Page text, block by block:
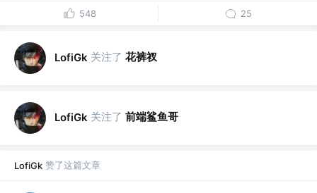
548 25
LofiGk 关注了 花裤衩
LofiGk 关注了 前端鲨鱼哥
LofiGk 赞了这篇文章